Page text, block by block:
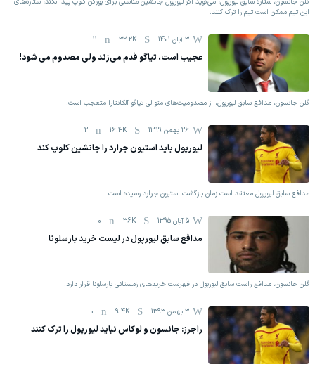
این تیم ممکن است تیم را ترک کنند.
3 آبان 1401 32.2K
11
عجیب است، تیاگو قدم می‌زند ولی مصدوم می شود!
گلن جانسون، مدافع سابق لیورپول، از مصدومیت‌های متوالی تیاگو آلکانتارا متعجب است.
26 بهمن 1399 16.4K
2
لیورپول باید استیون جرارد را جانشین کلوپ کند
مدافع سابق لیورپول معتقد است زمان بازگشت استیون جرارد رسیده است.
5 آبان 1395 36K
0
مدافع سابق لیورپول در لیست خرید بارسلونا
گلن جانسون، مدافع راست سابق لیورپول در فهرست خریدهای زمستانی بارسلونا قرار دارد.
3 بهمن 1393 9.4K
0
راجرز: جانسون و لوکاس نباید لیورپول را ترک کنند